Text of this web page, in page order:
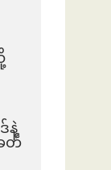
နဲ့
တ်